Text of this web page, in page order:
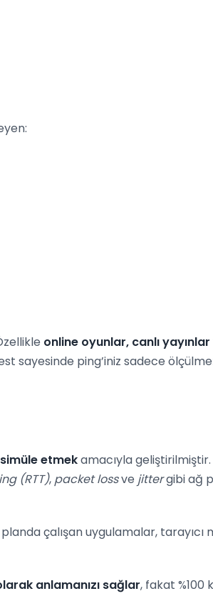
online oyunlar, canlı
sayesinde ping’iniz sadece
etmekamacıyla
(RTT), packet lossve jittergibi ağ
çalışan uygulamalar,
anlamanızı sağlar, fakat %100